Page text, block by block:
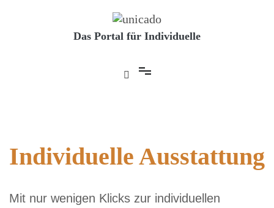
Das Portal für Individuelle
Individuelle Ausstattung
Mit nur wenigen Klicks zur individuellen